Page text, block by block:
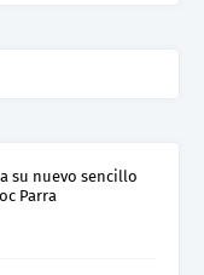
su nuevo sencillo
Parra